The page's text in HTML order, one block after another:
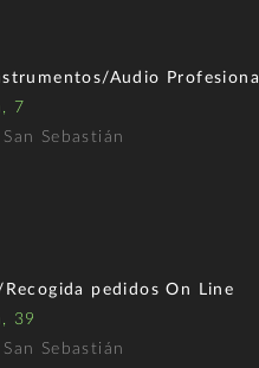
Audio Profesional
7
Sebastián
pedidos On Line
39
Sebastián